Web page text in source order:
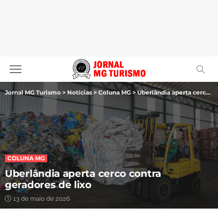
Jornal MG Turismo > Notícias > Coluna MG >Uberlândia aperta cerco contra geradores de lixo
COLUNA MG
Uberlândia aperta cerco contra
geradores de lixo
13 de maio de 2026